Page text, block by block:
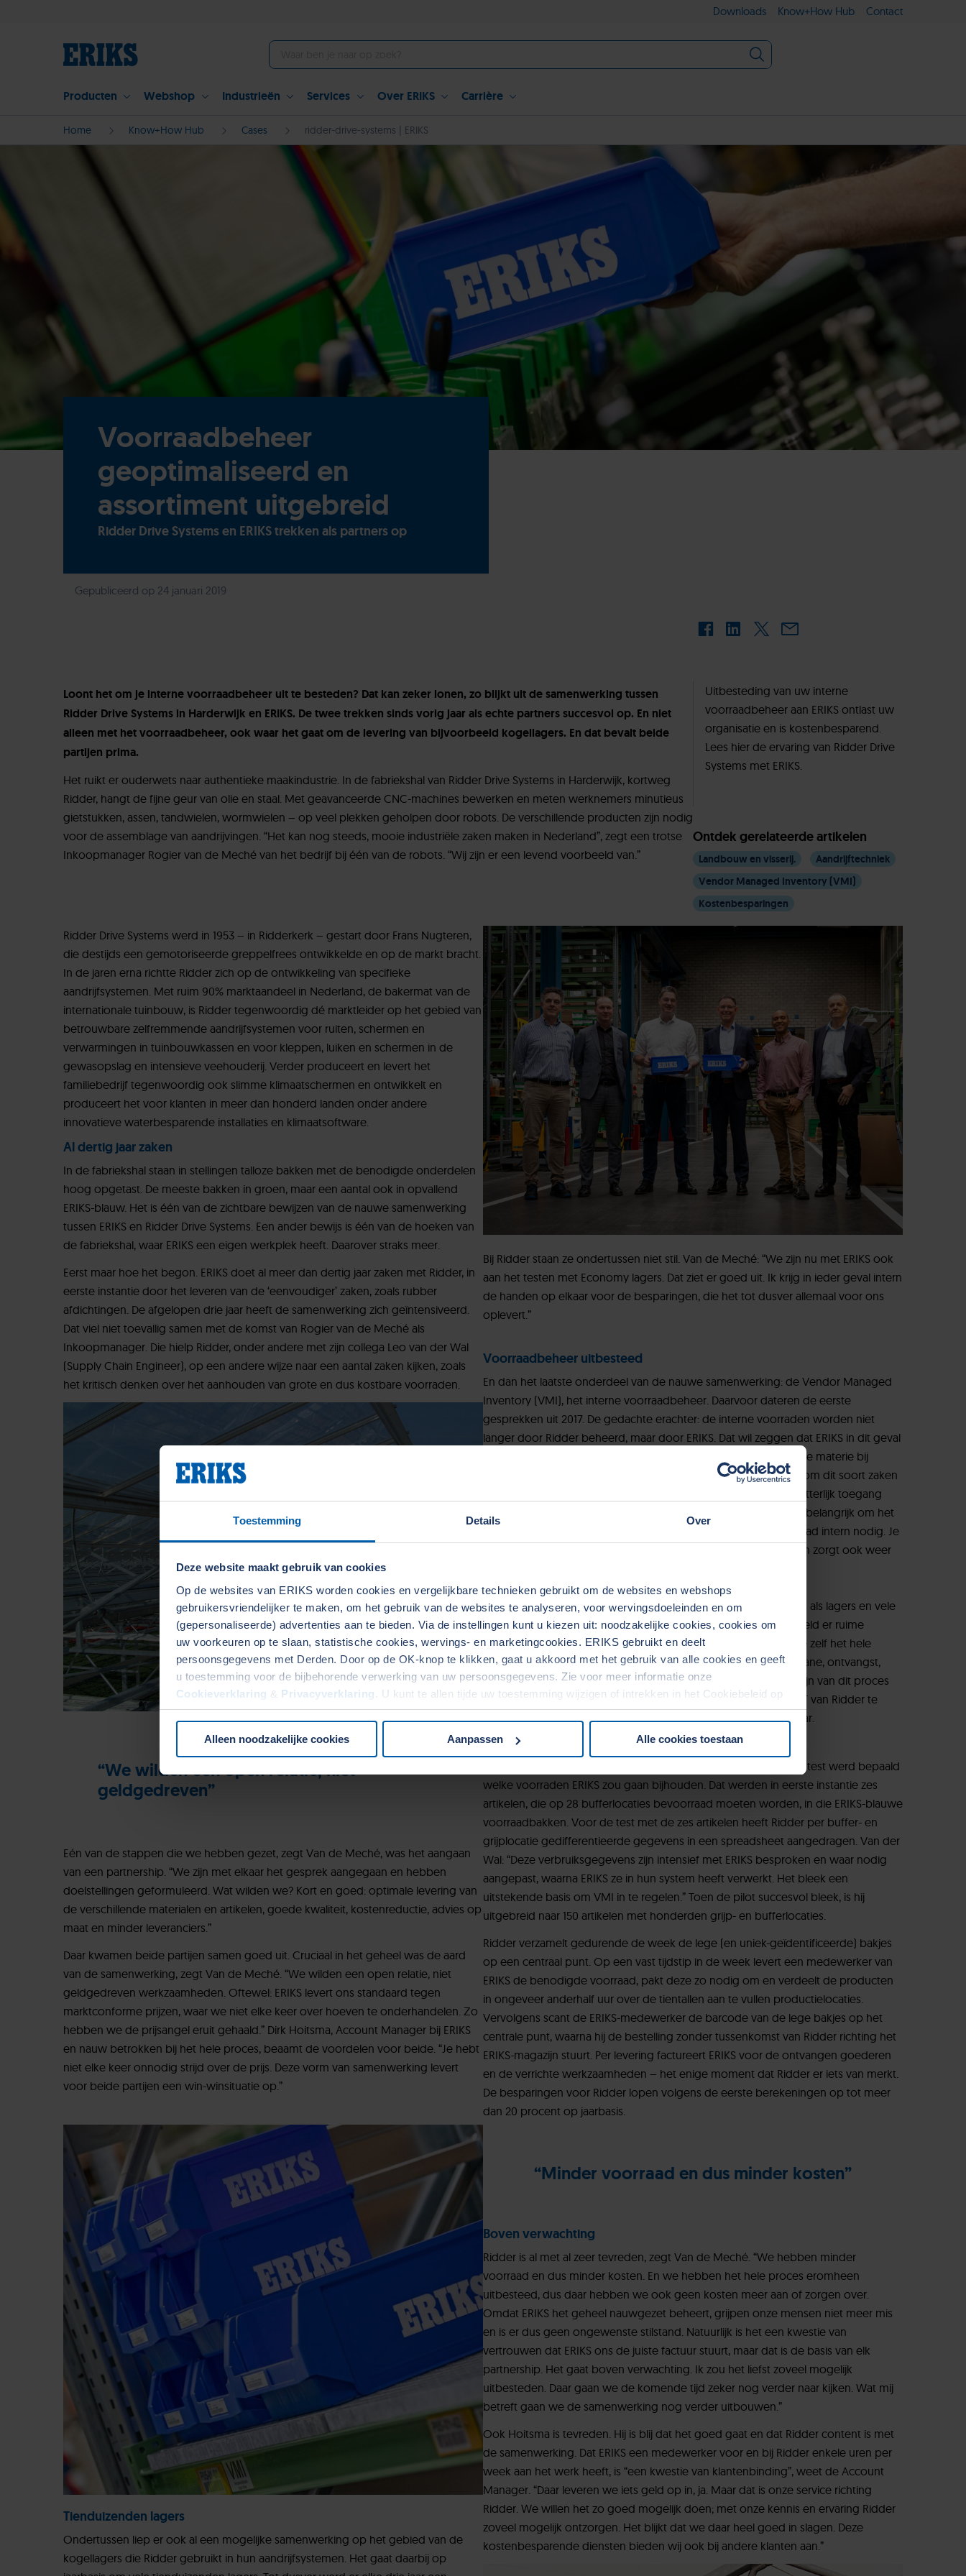
Toestemming Details Over
Deze website maakt gebruik van cookies
Op de websites van ERIKS worden cookies en vergelijkbare technieken gebruikt om de websites en webshops
gebruikersvriendelijker te maken, om het gebruik van de websites te analyseren, voor wervingsdoeleinden en om
(gepersonaliseerde) advertenties aan te bieden. Via de instellingen kunt u kiezen uit: noodzakelijke cookies, cookies om
uw voorkeuren op te slaan, statistische cookies, wervings- en marketingcookies. ERIKS gebruikt en deelt
persoonsgegevens met Derden. Door op de OK-knop te klikken, gaat u akkoord met het gebruik van alle cookies en geeft
u toestemming voor de bijbehorende verwerking van uw persoonsgegevens. Zie voor meer informatie onze
Cookieverklaring & Privacyverklaring . U kunt te allen tijde uw toestemming wijzigen of intrekken in het Cookiebeleid op
onze website.
Alleen noodzakelijke cookies Aanpassen Alle cookies toestaan
Producten Webshop Industrieën Services Over ERIKS Carrière
Downloads Know+How Hub Contact
Home Know+How Hub Cases ridder-drive-systems | ERIKS
Voorraadbeheer
geoptimaliseerd en
assortiment uitgebreid
Ridder Drive Systems en ERIKS trekken als partners op
Gepubliceerd op 24 januari 2019
Loont het om je interne voorraadbeheer uit te besteden? Dat kan zeker lonen, zo blijkt uit de samenwerking tussen
Ridder Drive Systems in Harderwijk en ERIKS. De twee trekken sinds vorig jaar als echte partners succesvol op. En niet
alleen met het voorraadbeheer, ook waar het gaat om de levering van bijvoorbeeld kogellagers. En dat bevalt beide
partijen prima.
Het ruikt er ouderwets naar authentieke maakindustrie. In de fabriekshal van Ridder Drive Systems in Harderwijk, kortweg
Ridder, hangt de fijne geur van olie en staal. Met geavanceerde CNC-machines bewerken en meten werknemers minutieus
gietstukken, assen, tandwielen, wormwielen – op veel plekken geholpen door robots. De verschillende producten zijn nodig
voor de assemblage van aandrijvingen. “Het kan nog steeds, mooie industriële zaken maken in Nederland”, zegt een trotse
Inkoopmanager Rogier van de Meché van het bedrijf bij één van de robots. “Wij zijn er een levend voorbeeld van.”
Uitbesteding van uw interne
voorraadbeheer aan ERIKS ontlast uw
organisatie en is kostenbesparend.
Lees hier de ervaring van Ridder Drive
Systems met ERIKS.
Ontdek gerelateerde artikelen
Landbouw en visserij.
Aandrijftechniek
Vendor Managed Inventory (VMI)
Kostenbesparingen
Ridder Drive Systems werd in 1953 – in Ridderkerk – gestart door Frans Nugteren,
die destijds een gemotoriseerde greppelfrees ontwikkelde en op de markt bracht.
In de jaren erna richtte Ridder zich op de ontwikkeling van specifieke
aandrijfsystemen. Met ruim 90% marktaandeel in Nederland, de bakermat van de
internationale tuinbouw, is Ridder tegenwoordig dé marktleider op het gebied van
betrouwbare zelfremmende aandrijfsystemen voor ruiten, schermen en
verwarmingen in tuinbouwkassen en voor kleppen, luiken en schermen in de
gewasopslag en intensieve veehouderij. Verder produceert en levert het
familiebedrijf tegenwoordig ook slimme klimaatschermen en ontwikkelt en
produceert het voor klanten in meer dan honderd landen onder andere
innovatieve waterbesparende installaties en klimaatsoftware.
Al dertig jaar zaken
In de fabriekshal staan in stellingen talloze bakken met de benodigde onderdelen
hoog opgetast. De meeste bakken in groen, maar een aantal ook in opvallend
ERIKS-blauw. Het is één van de zichtbare bewijzen van de nauwe samenwerking
tussen ERIKS en Ridder Drive Systems. Een ander bewijs is één van de hoeken van
de fabriekshal, waar ERIKS een eigen werkplek heeft. Daarover straks meer.
Eerst maar hoe het begon. ERIKS doet al meer dan dertig jaar zaken met Ridder, in
eerste instantie door het leveren van de ‘eenvoudiger’ zaken, zoals rubber
afdichtingen. De afgelopen drie jaar heeft de samenwerking zich geïntensiveerd.
Dat viel niet toevallig samen met de komst van Rogier van de Meché als
Inkoopmanager. Die hielp Ridder, onder andere met zijn collega Leo van der Wal
(Supply Chain Engineer), op een andere wijze naar een aantal zaken kijken, zoals
het kritisch denken over het aanhouden van grote en dus kostbare voorraden.
“We wilden een open relatie, niet
geldgedreven”
Eén van de stappen die we hebben gezet, zegt Van de Meché, was het aangaan
van een partnership. “We zijn met elkaar het gesprek aangegaan en hebben
doelstellingen geformuleerd. Wat wilden we? Kort en goed: optimale levering van
de verschillende materialen en artikelen, goede kwaliteit, kostenreductie, advies op
maat en minder leveranciers.”
Daar kwamen beide partijen samen goed uit. Cruciaal in het geheel was de aard
van de samenwerking, zegt Van de Meché. “We wilden een open relatie, niet
geldgedreven werkzaamheden. Oftewel: ERIKS levert ons standaard tegen
marktconforme prijzen, waar we niet elke keer over hoeven te onderhandelen. Zo
hebben we de prijsangel eruit gehaald.” Dirk Hoitsma, Account Manager bij ERIKS
en nauw betrokken bij het hele proces, beaamt de voordelen voor beide. “Je hebt
niet elke keer onnodig strijd over de prijs. Deze vorm van samenwerking levert
voor beide partijen een win-winsituatie op.”
Tienduizenden lagers
Ondertussen liep er ook al een mogelijke samenwerking op het gebied van de
kogellagers die Ridder gebruikt in hun aandrijfsystemen. Het gaat daarbij op
Bij Ridder staan ze ondertussen niet stil. Van de Meché: “We zijn nu met ERIKS ook
aan het testen met Economy lagers. Dat ziet er goed uit. Ik krijg in ieder geval intern
de handen op elkaar voor de besparingen, die het tot dusver allemaal voor ons
oplevert.”
Voorraadbeheer uitbesteed
En dan het laatste onderdeel van de nauwe samenwerking: de Vendor Managed
Inventory (VMI), het interne voorraadbeheer. Daarvoor dateren de eerste
gesprekken uit 2017. De gedachte erachter: de interne voorraden worden niet
langer door Ridder beheerd, maar door ERIKS. Dat wil zeggen dat ERIKS in dit geval
de voorraden in de gaten houdt en bijvult waar nodig. Gevoelige materie bij
Ridder, zegt Van de Meché. “Je hebt als bedrijf toch de neiging om dit soort zaken
zelf te willen beheersen. Het is spannend, omdat je een ander letterlijk toegang
geeft tot je fabriekshal en tot je systemen. Maar we vonden het belangrijk om het
uit te proberen. Als je het uitbesteedt, heb je veel minder voorraad intern nodig. Je
legt de verantwoordelijkheid bij de andere partij. Dat ontzorgt en zorgt ook weer
Want hoe ging dat eerst in z’n werk? Ridder bestelde producten als lagers en vele
soorten en maten afdichtingen bij de leveranciers in China en hield er ruime
voorraden van aan om tekort te voorkomen. Het bedrijf regelde zelf het hele
proces van bestellingen, controle, transport, inklaring bij de douane, ontvangst,
inboeken en opslag. Van der Wal en Van de Meché zagen de pijn van dit proces
én toegevoegde waarde van het uitbesteden. Ze wisten het MT van Ridder te
overtuigen van de noodzaak van een eerste test van een half jaar.
Pilot succesvol
En dus kreeg ERIKS letterlijk toegang tot de fabriekshal. Voor de test werd bepaald
welke voorraden ERIKS zou gaan bijhouden. Dat werden in eerste instantie zes
artikelen, die op 28 bufferlocaties bevoorraad moeten worden, in die ERIKS-blauwe
voorraadbakken. Voor de test met de zes artikelen heeft Ridder per buffer- en
grijplocatie gedifferentieerde gegevens in een spreadsheet aangedragen. Van der
Wal: “Deze verbruiksgegevens zijn intensief met ERIKS besproken en waar nodig
aangepast, waarna ERIKS ze in hun system heeft verwerkt. Het bleek een
uitstekende basis om VMI in te regelen.” Toen de pilot succesvol bleek, is hij
uitgebreid naar 150 artikelen met honderden grijp- en bufferlocaties.
Ridder verzamelt gedurende de week de lege (en uniek-geïdentificeerde) bakjes
op een centraal punt. Op een vast tijdstip in de week levert een medewerker van
ERIKS de benodigde voorraad, pakt deze zo nodig om en verdeelt de producten
in ongeveer anderhalf uur over de tientallen aan te vullen productielocaties.
Vervolgens scant de ERIKS-medewerker de barcode van de lege bakjes op het
centrale punt, waarna hij de bestelling zonder tussenkomst van Ridder richting het
ERIKS-magazijn stuurt. Per levering factureert ERIKS voor de ontvangen goederen
en de verrichte werkzaamheden – het enige moment dat Ridder er iets van merkt.
De besparingen voor Ridder lopen volgens de eerste berekeningen op tot meer
dan 20 procent op jaarbasis.
“Minder voorraad en dus minder kosten”
Boven verwachting
Ridder is al met al zeer tevreden, zegt Van de Meché. “We hebben minder
voorraad en dus minder kosten. En we hebben het hele proces eromheen
uitbesteed, dus daar hebben we ook geen kosten meer aan of zorgen over.
Omdat ERIKS het geheel nauwgezet beheert, grijpen onze mensen niet meer mis
en is er dus geen ongewenste stilstand. Natuurlijk is het een kwestie van
vertrouwen dat ERIKS ons de juiste factuur stuurt, maar dat is de basis van elk
partnership. Het gaat boven verwachting. Ik zou het liefst zoveel mogelijk
uitbesteden. Daar gaan we de komende tijd zeker nog verder naar kijken. Wat mij
betreft gaan we de samenwerking nog verder uitbouwen.”
Ook Hoitsma is tevreden. Hij is blij dat het goed gaat en dat Ridder content is met
de samenwerking. Dat ERIKS een medewerker voor en bij Ridder enkele uren per
week aan het werk heeft, is “een kwestie van klantenbinding”, weet de Account
Manager. “Daar leveren we iets geld op in, ja. Maar dat is onze service richting
Ridder. We willen het zo goed mogelijk doen; met onze kennis en ervaring Ridder
zoveel mogelijk ontzorgen. Het blijkt dat we daar heel goed in slagen. Deze
kostenbesparende diensten bieden wij ook bij andere klanten aan.”